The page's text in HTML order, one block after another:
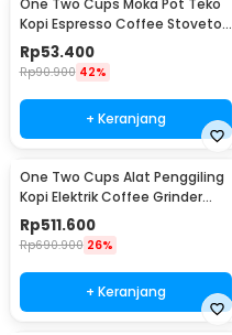
One Two Cups Moka Pot Teko
Kopi Espresso Coffee Stovetop
2 Cup 100ml - Z20
Rp53.400
Rp90.900 42%
+ Keranjang
One Two Cups Alat Penggiling
Kopi Elektrik Coffee Grinder
Adjustable - 600N
Rp511.600
Rp690.900 26%
+ Keranjang